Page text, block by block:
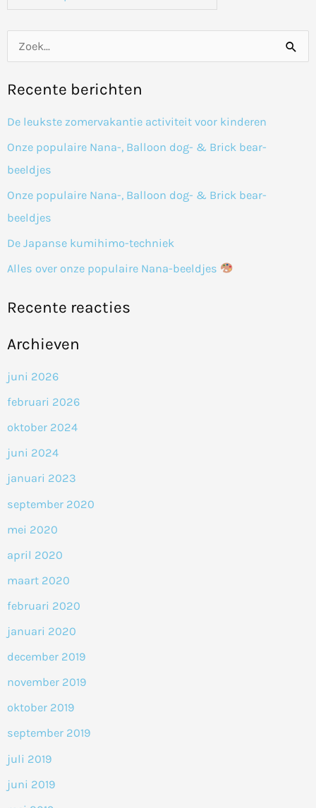
e
k
n
a
Recente berichten
De leukste zomervakantie activiteit voor kinderen
Onze populaire Nana-, Balloon dog- & Brick bear-
beeldjes
Onze populaire Nana-, Balloon dog- & Brick bear-
beeldjes
De Japanse kumihimo-techniek
Alles over onze populaire Nana-beeldjes
Recente reacties
Archieven
juni 2026
februari 2026
oktober 2024
juni 2024
januari 2023
september 2020
mei 2020
april 2020
maart 2020
februari 2020
januari 2020
december 2019
november 2019
oktober 2019
september 2019
juli 2019
juni 2019